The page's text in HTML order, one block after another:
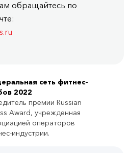
обращайтесь по
сеть фитнес-
2022
премии Russian
Award, учрежденная
операторов
индустрии.